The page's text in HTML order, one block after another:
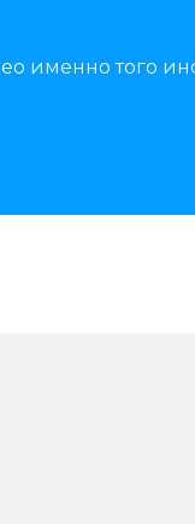
именно того